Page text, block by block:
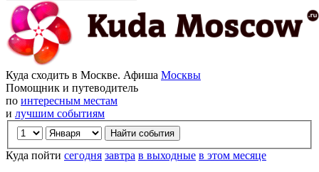
Куда сходить в Москве. Афиша Москвы
Помощник и путеводитель
по интересным местам
и лучшим событиям
Куда пойти сегодня завтра в выходные в этом месяце